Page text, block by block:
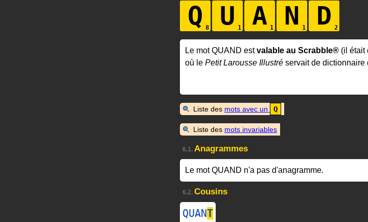
Q U A N D
Le mot QUAND estvalable au Scrabble® (il était
où le Petit Larousse Illustré servait de dictionnaire
Liste des mots avec un Q
Liste des mots invariables
6.1. Anagrammes
Le mot QUAND n'a pas d'anagramme.
6.2. Cousins
QUANT